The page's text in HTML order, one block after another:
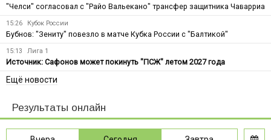
"Челси" согласовал с "Райо Вальекано" трансфер защитника Чаварриа
15:26 Кубок России
Бубнов: "Зениту" повезло в матче Кубка России с "Балтикой"
15:13 Лига 1
Источник: Сафонов может покинуть "ПСЖ" летом 2027 года
Ещё новости
Результаты онлайн